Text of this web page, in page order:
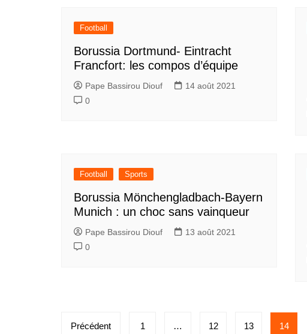
Football
Borussia Dortmund- Eintracht
Francfort: les compos d’équipe
Pape Bassirou Diouf
14 août 2021
0
Football Sports
Borussia Mönchengladbach-Bayern
Munich : un choc sans vainqueur
Pape Bassirou Diouf
13 août 2021
0
Pagination
Précédent 1 … 12 13 14